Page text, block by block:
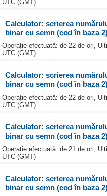
UTC (GMT)
Calculator: scrierea
binar cu semn (cod în baza
Operație efectuată: de 22 de ori,
UTC (GMT)
Calculator: scrierea
binar cu semn (cod în baza
Operație efectuată: de 22 de ori,
UTC (GMT)
Calculator: scrierea
binar cu semn (cod în baza
Operație efectuată: de 21 de ori,
UTC (GMT)
Calculator: scrierea
binar cu semn (cod în baza